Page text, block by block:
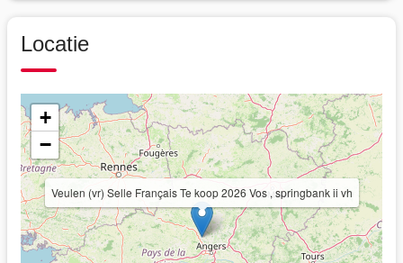
Locatie
Veulen (vr) Selle Français Te koop 2026 Vos , springbank ii vh
+
−